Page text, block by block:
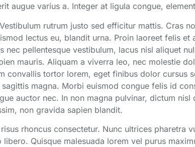
augue varius a. Integer at ligula congue,
rutrum justo sed efficitur mattis. Cras
lectus eu, blandit urna. Proin laoreet felis et
nec pellentesque vestibulum, lacus nisl aliquet
mauris. Aliquam a viverra leo, nec molestie
convallis tortor lorem, eget finibus dolor cursus
sagittis magna. Morbi euismod congue felis id
auctor nec. In non magna pulvinar, dictum
non gravida sapien blandit.
rhoncus consectetur. Nunc ultrices pharetra
Quisque malesuada lorem vel purus